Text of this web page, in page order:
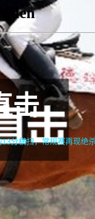
击
分横扫，常规赛再现绝